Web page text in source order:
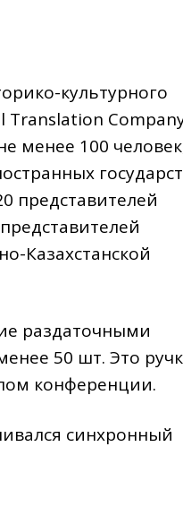
культурного
Translation
менее 100
представителей
Казахстанской
раздаточными
50 шт. Это
конференции.
синхронный